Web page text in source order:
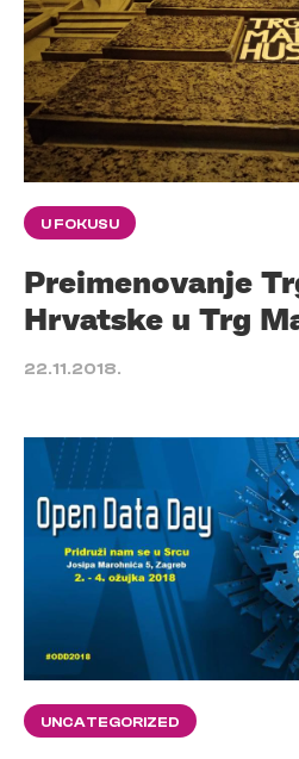
U FOKUSU
Preimenovanje
Hrvatske u Trg
22.11.2018.
UNCATEGORIZED